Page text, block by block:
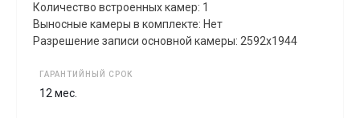
Количество встроенных камер: 1
Выносные камеры в комплекте: Нет
Разрешение записи основной камеры: 2592x1944
ГАРАНТИЙНЫЙ СРОК
12 мес.